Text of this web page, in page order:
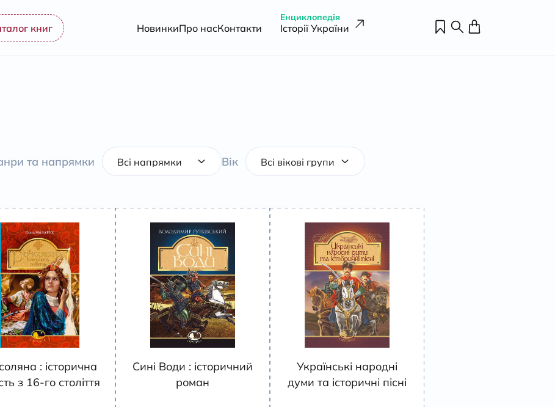
книг НовинкиПро насКонтакти
Енциклопедія
Історії України
та напрямки
Вік
: історична
з 16-го століття
Сині Води : історичний
роман
Українські народні
думи та історичні пісні